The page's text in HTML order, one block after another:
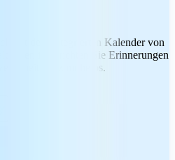
mit dem integrierten Kalender von
fest, richten Sie Erinnerungen
ganz mühelos.